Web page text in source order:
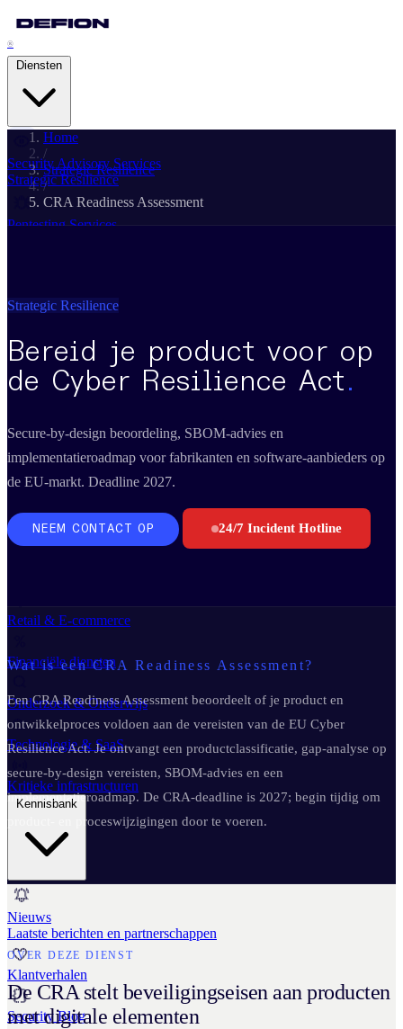
®
Security Advisory Services
Strategic Resilience
Pentesting Services
Adaptive Threat Detection
Digital Forensics & IR
Cyber Crisis Management
Maakindustrie
Retail & E-commerce
Financiële diensten
Onderzoek & Onderwijs
Technologie & SaaS
Kritieke infrastructuren
Nieuws
Laatste berichten en partnerschappen
Klantverhalen
Security Blog
Home
/
Strategic Resilience
/
CRA Readiness Assessment
Strategic Resilience
Bereid je product voor op
de Cyber Resilience Act.
Secure-by-design beoordeling, SBOM-advies en
implementatieroadmap voor fabrikanten en software-aanbieders op
de EU-markt. Deadline 2027.
NEEM CONTACT OP 24/7 Incident Hotline
Wat is een CRA Readiness Assessment?
Een CRA Readiness Assessment beoordeelt of je product en
ontwikkelproces voldoen aan de vereisten van de EU Cyber
Resilience Act. Je ontvangt een productclassificatie, gap-analyse op
secure-by-design vereisten, SBOM-advies en een
implementatieroadmap. De CRA-deadline is 2027; begin tijdig om
product- en proceswijzigingen door te voeren.
OVER DEZE DIENST
De CRA stelt beveiligingseisen aan producten
met digitale elementen